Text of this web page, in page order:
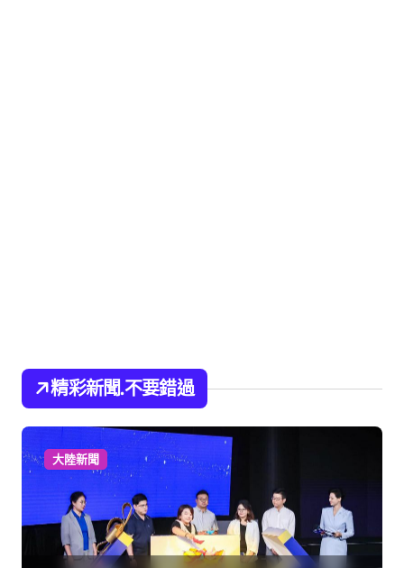
精彩新聞.不要錯過
大陸新聞